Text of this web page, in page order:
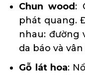
Chun wood :
phát quang.
nhau: đường
da báo và
Gỗ lát hoa: